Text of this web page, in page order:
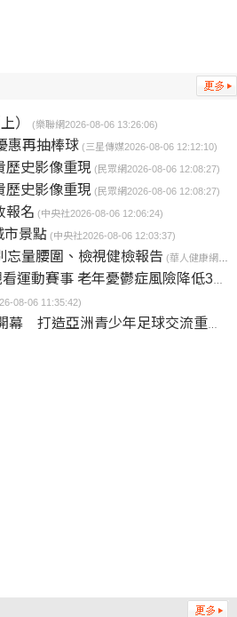
） (樂聯網2026-08-06 13:26:06)
惠再抽棒球 (三星傳媒2026-08-06 12:12:10)
歷史影像重現 (民眾網2026-08-06 12:08:27)
歷史影像重現 (民眾網2026-08-06 12:08:27)
報名 (中央社2026-08-06 12:06:24)
市景點 (中央社2026-08-06 12:03:37)
忘量腰圍、檢視健檢報告 (華人健康網2026-08-06 11:50:57)
運動賽事 老年憂鬱症風險降低3成
08-06 11:35:42)
造亞洲青少年足球交流重要平台